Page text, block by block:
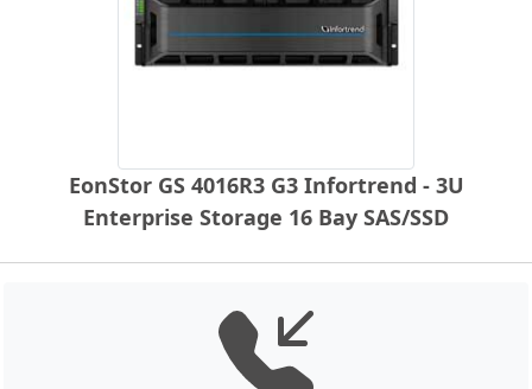
EonStor GS 4016R3 G3 Infortrend - 3U
Enterprise Storage 16 Bay SAS/SSD